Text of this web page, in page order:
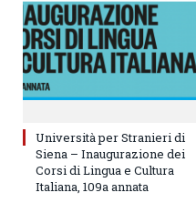
Università per Stranieri di
Siena – Inaugurazione dei
Corsi di Lingua e Cultura
Italiana, 109a annata